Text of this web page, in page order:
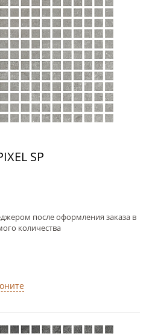
SP
после оформления заказа в
количества